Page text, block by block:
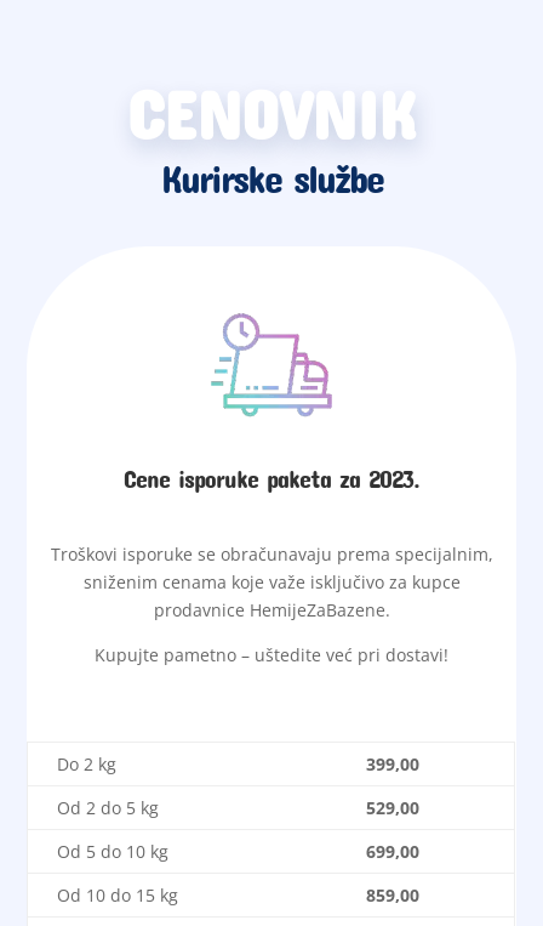
CENOVNIK
Kurirske službe
Cene isporuke paketa za 2023.
Troškovi isporuke se obračunavaju prema specijalnim,
sniženim cenama koje važe isključivo za kupce
prodavnice HemijeZaBazene.
Kupujte pametno – uštedite već pri dostavi!
Do 2 kg
399,00
Od 2 do 5 kg
529,00
Od 5 do 10 kg
699,00
Od 10 do 15 kg
859,00